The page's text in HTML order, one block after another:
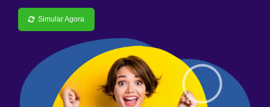
Simular Agora